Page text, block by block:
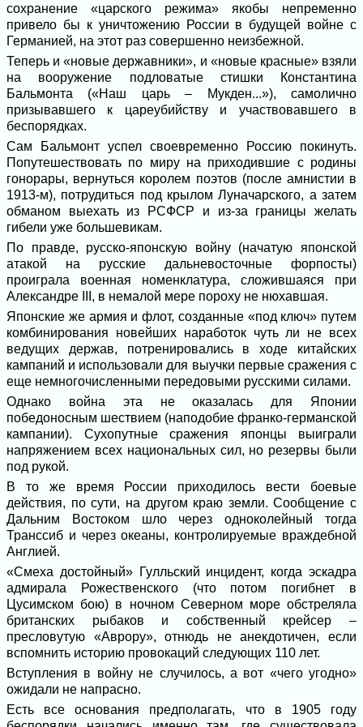
сохранение «царского режима» якобы непременно
привело бы к уничтожению России в будущей войне с
Германией, на этот раз совершенно неизбежной.
Теперь и «новые державники», и «новые красные» взяли
на вооружение подловатые стишки Константина
Бальмонта («Наш царь – Мукден...»), самолично
призывавшего к цареубийству и участвовавшего в
беспорядках.
Сам Бальмонт успел своевременно Россию покинуть.
Попутешествовать по миру на приходившие с родины
гонорары, вернуться королем поэтов (после амнистии в
1913-м), потрудиться под крылом Луначарского, а затем
обманом выехать из РСФСР и из-за границы желать
гибели уже большевикам.
По правде, русско-японскую войну (начатую японской
атакой на русские дальневосточные форпосты)
проиграла военная номенклатура, сложившаяся при
Александре III, в немалой мере пороху не нюхавшая.
Японские же армия и флот, созданные «под ключ» путем
комбинирования новейших наработок чуть ли не всех
ведущих держав, потренировались в ходе китайских
кампаний и использовали для выучки первые сражения с
еще немногочисленными передовыми русскими силами.
Однако война эта не оказалась для Японии
победоносным шествием (наподобие франко-германской
кампании). Сухопутные сражения японцы выиграли
напряжением всех национальных сил, но резервы были
под рукой.
В то же время России приходилось вести боевые
действия, по сути, на другом краю земли. Сообщение с
Дальним Востоком шло через одноколейный тогда
Транссиб и через океаны, контролируемые враждебной
Англией.
«Смеха достойный» Гулльский инцидент, когда эскадра
адмирала Рожественского (что потом погибнет в
Цусимском бою) в ночном Северном море обстреляла
британских рыбаков и собственный крейсер –
пресловутую «Аврору», отнюдь не анекдотичен, если
вспомнить историю провокаций следующих 110 лет.
Вступления в войну не случилось, а вот «чего угодно»
ожидали не напрасно.
Есть все основания предполагать, что в 1905 году